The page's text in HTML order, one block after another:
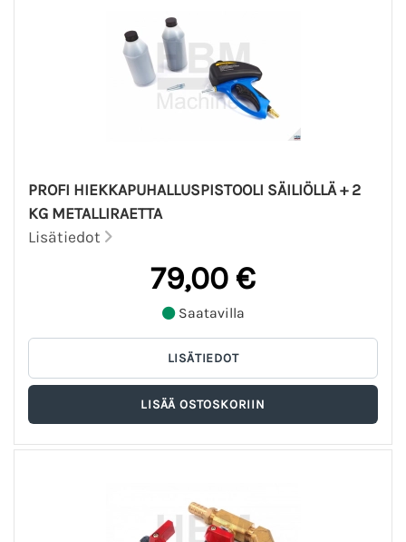
PROFI HIEKKAPUHALLUSPISTOOLI SÄILIÖLLÄ + 2
KG METALLIRAETTA
Lisätiedot
79,00 €
Saatavilla